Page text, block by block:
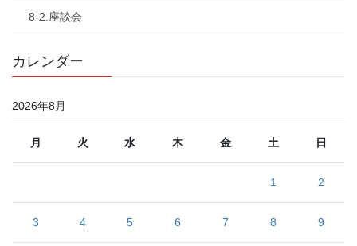
8-2.座談会
カレンダー
2026年8月
月 火 水 木 金 土 日
1 2
3 4 5 6 7 8 9